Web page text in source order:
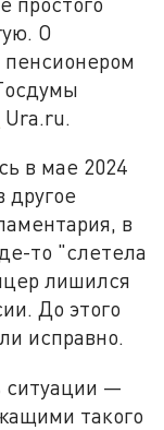
О
Ura.ru.
в мае 2024
другое
в
то "слетела
лишился
До этого
исправно.
ситуации —
такого